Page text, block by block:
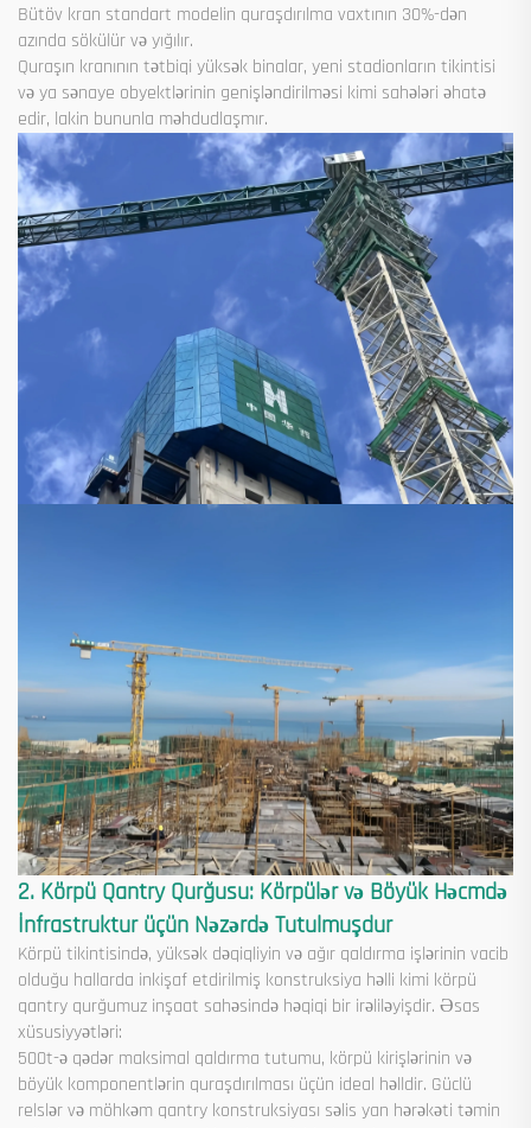
Bütöv kran standart modelin quraşdırılma vaxtının 30%-dən
azında sökülür və yığılır.
Quraşın kranının tətbiqi yüksək binalar, yeni stadionların tikintisi
və ya sənaye obyektlərinin genişləndirilməsi kimi sahələri əhatə
edir, lakin bununla məhdudlaşmır.
2. Körpü Qantry Qurğusu: Körpülər və Böyük Həcmdə
İnfrastruktur üçün Nəzərdə Tutulmuşdur
Körpü tikintisində, yüksək dəqiqliyin və ağır qaldırma işlərinin vacib
olduğu hallarda inkişaf etdirilmiş konstruksiya həlli kimi körpü
qantry qurğumuz inşaat sahəsində həqiqi bir irəliləyişdir. Əsas
xüsusiyyətləri:
500t-ə qədər maksimal qaldırma tutumu, körpü kirişlərinin və
böyük komponentlərin quraşdırılması üçün ideal həlldir. Güclü
relslər və möhkəm qantry konstruksiyası səlis yan hərəkəti təmin